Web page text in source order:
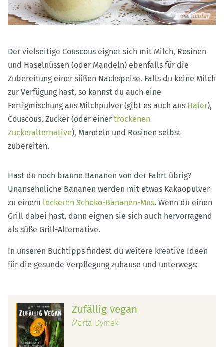
Der vielseitige Couscous eignet sich mit Milch, Rosinen
und Haselnüssen (oder Mandeln) ebenfalls für die
Zubereitung einer süßen Nachspeise. Falls du keine Milch
zur Verfügung hast, so kannst du auch eine
Fertigmischung aus Milchpulver (gibt es auch aus Hafer),
Couscous, Zucker (oder einer trockenen
Zuckeralternative), Mandeln und Rosinen selbst
zubereiten.
Hast du noch braune Bananen von der Fahrt übrig?
Unansehnliche Bananen werden mit etwas Kakaopulver
zu einem leckeren Schoko-Bananen-Mus. Wenn du einen
Grill dabei hast, dann eignen sie sich auch hervorragend
als süße Grill-Alternative.
In unseren Buchtipps findest du weitere kreative Ideen
für die gesunde Verpflegung zuhause und unterwegs:
Zufällig vegan
Marta Dymek